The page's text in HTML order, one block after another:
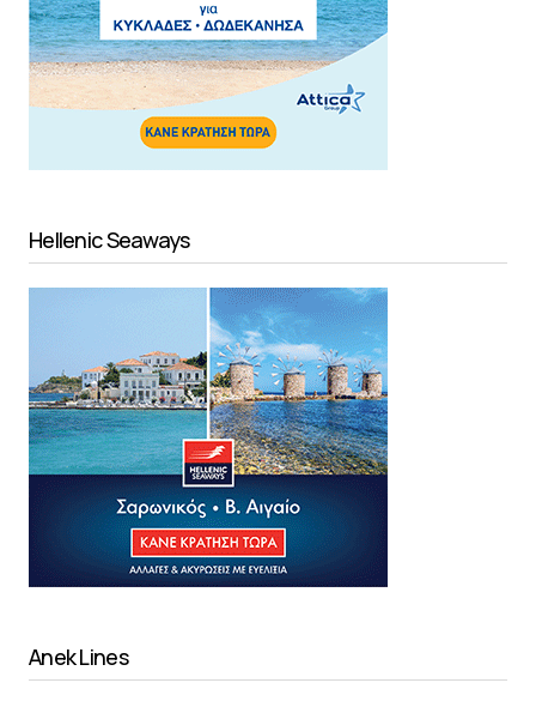
Hellenic Seaways
Anek Lines